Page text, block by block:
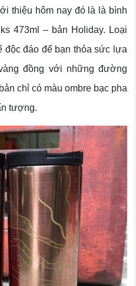
thiệu hôm nay đó là là bình
473ml – bản Holiday. Loại
độc đáo để bạn thỏa sức lựa
đồng với những đường
chỉ có màu ombre bạc pha
tượng.